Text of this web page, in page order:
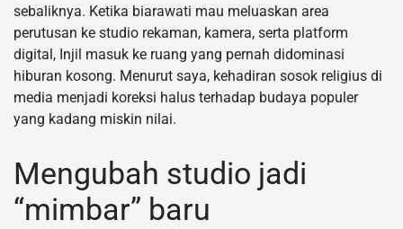
sebaliknya. Ketika biarawati mau meluaskan area
perutusan ke studio rekaman, kamera, serta platform
digital, Injil masuk ke ruang yang pernah didominasi
hiburan kosong. Menurut saya, kehadiran sosok religius di
media menjadi koreksi halus terhadap budaya populer
yang kadang miskin nilai.
Mengubah studio jadi
“mimbar” baru